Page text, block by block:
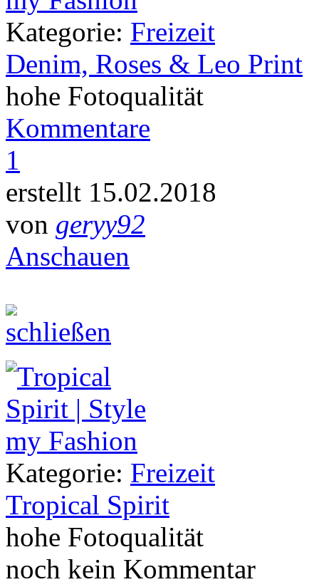
Kategorie: Freizeit
Denim, Roses & Leo Print
hohe Fotoqualität
Kommentare
1
erstellt 15.02.2018
von geryy92
Anschauen
Kategorie: Freizeit
Tropical Spirit
hohe Fotoqualität
noch kein Kommentar